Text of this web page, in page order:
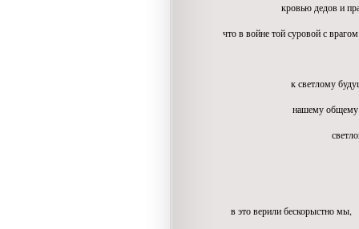
кровью дедов и
что в войне той суровой с
к светлому
нашему общему
в это верили бескорыстно мы,